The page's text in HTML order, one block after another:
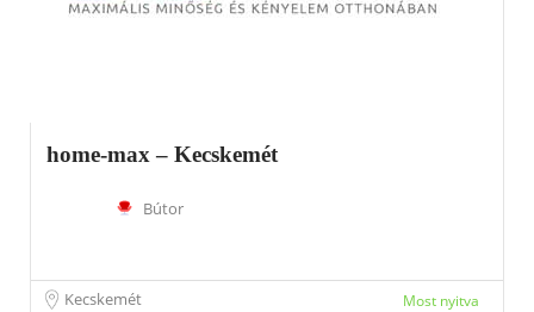
home-max – Kecskemét
Bútor
Kecskemét Most nyitva